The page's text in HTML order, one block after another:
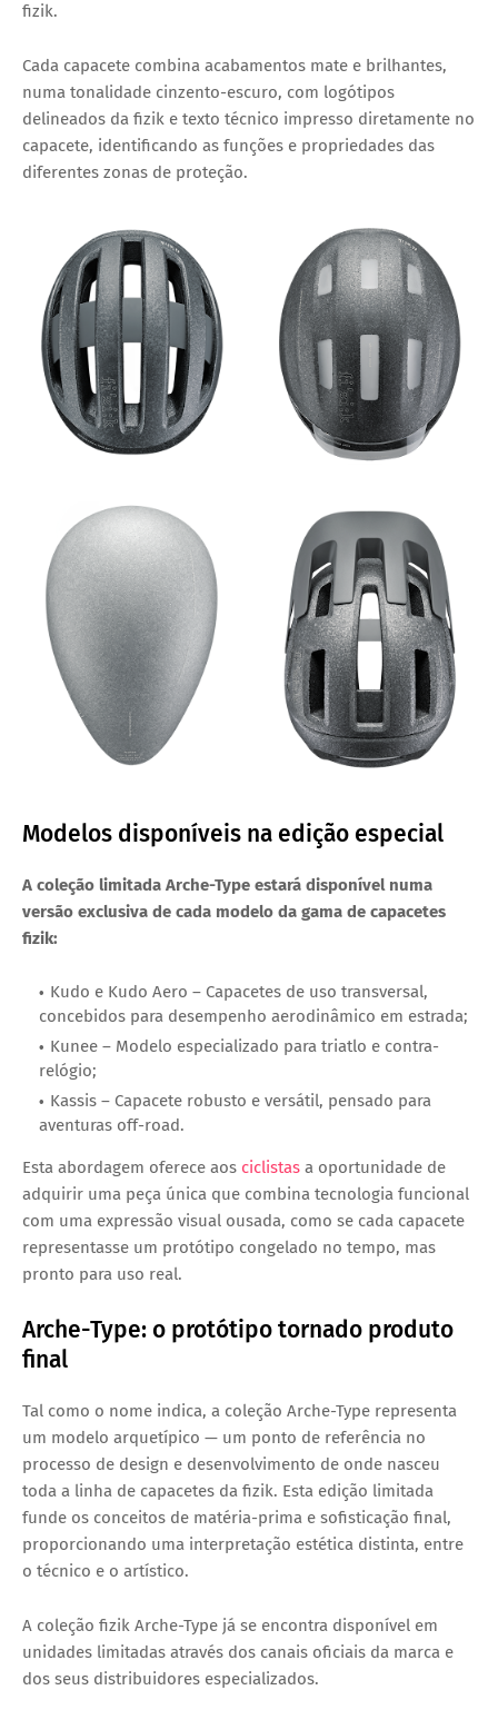
fizik.
Cada capacete combina acabamentos mate e brilhantes,
numa tonalidade cinzento-escuro, com logótipos
delineados da fizik e texto técnico impresso diretamente no
capacete, identificando as funções e propriedades das
diferentes zonas de proteção.
Modelos disponíveis na edição especial
A coleção limitada Arche-Type estará disponível numa
versão exclusiva de cada modelo da gama de capacetes
fizik:
Kudo e Kudo Aero – Capacetes de uso transversal,
concebidos para desempenho aerodinâmico em estrada;
Kunee – Modelo especializado para triatlo e contra-
relógio;
Kassis – Capacete robusto e versátil, pensado para
aventuras off-road.
Esta abordagem oferece aos ciclistas a oportunidade de
adquirir uma peça única que combina tecnologia funcional
com uma expressão visual ousada, como se cada capacete
representasse um protótipo congelado no tempo, mas
pronto para uso real.
Arche-Type: o protótipo tornado produto
final
Tal como o nome indica, a coleção Arche-Type representa
um modelo arquetípico — um ponto de referência no
processo de design e desenvolvimento de onde nasceu
toda a linha de capacetes da fizik. Esta edição limitada
funde os conceitos de matéria-prima e sofisticação final,
proporcionando uma interpretação estética distinta, entre
o técnico e o artístico.
A coleção fizik Arche-Type já se encontra disponível em
unidades limitadas através dos canais oficiais da marca e
dos seus distribuidores especializados.